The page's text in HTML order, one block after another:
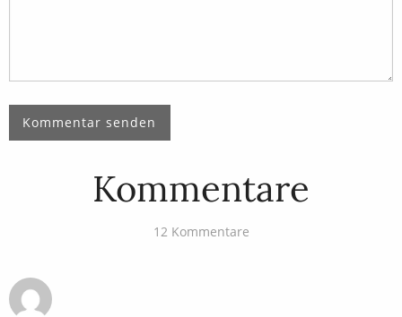
Kommentare
12 Kommentare